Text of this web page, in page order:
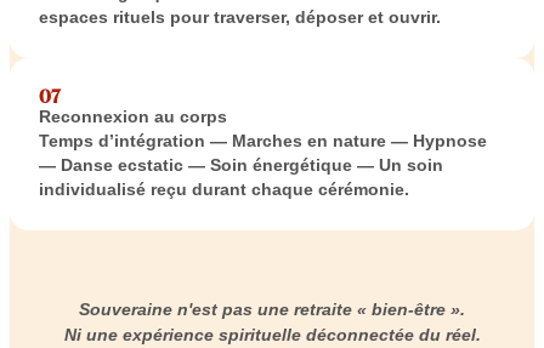
espaces rituels pour traverser, déposer et ouvrir.
07
Reconnexion au corps
Temps d’intégration — Marches en nature — Hypnose
— Danse ecstatic — Soin énergétique — Un soin
individualisé reçu durant chaque cérémonie.
Souveraine n'est pas une retraite « bien-être ».
Ni une expérience spirituelle déconnectée du réel.